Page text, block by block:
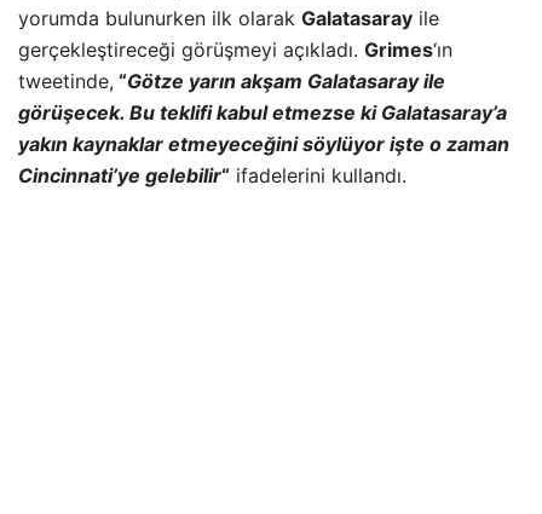
yorumda bulunurken ilk olarak Galatasaray ile
gerçekleştireceği görüşmeyi açıkladı. Grimes‘ın
tweetinde, “Götze yarın akşam Galatasaray ile
görüşecek. Bu teklifi kabul etmezse ki Galatasaray’a
yakın kaynaklar etmeyeceğini söylüyor işte o zaman
Cincinnati’ye gelebilir“ ifadelerini kullandı.